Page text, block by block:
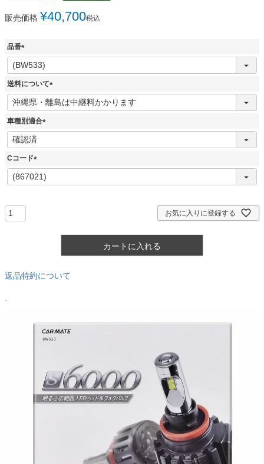
販売価格 ¥40,700税込
品番
(
必
須
送料について
(
必
車種別適合
(
Cコード
(
必
お気に入りに登録する
カートに入れる
返品特約について
.